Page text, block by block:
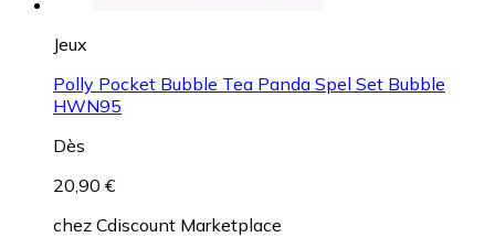
Jeux
Polly Pocket Bubble Tea Panda Spel Set Bubble
HWN95
Dès
20,90 €
chez Cdiscount Marketplace